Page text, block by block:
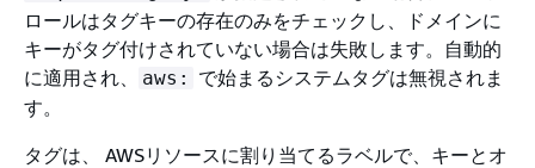
ロールはタグキーの存在のみをチェックし、ドメインに
キーがタグ付けされていない場合は失敗します。自動的
に適用され、
aws:
で始まるシステムタグは無視されま
す。
タグは、 AWSリソースに割り当てるラベルで、キーとオ